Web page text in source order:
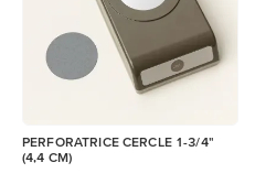
PERFORATRICE CERCLE 1-3/4"
(4,4 CM)